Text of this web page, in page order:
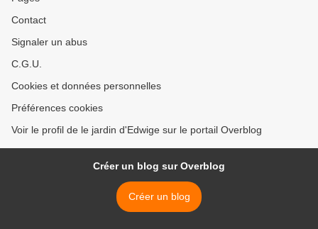
Contact
Signaler un abus
C.G.U.
Cookies et données personnelles
Préférences cookies
Voir le profil de le jardin d'Edwige sur le portail Overblog
Créer un blog sur Overblog
Créer un blog